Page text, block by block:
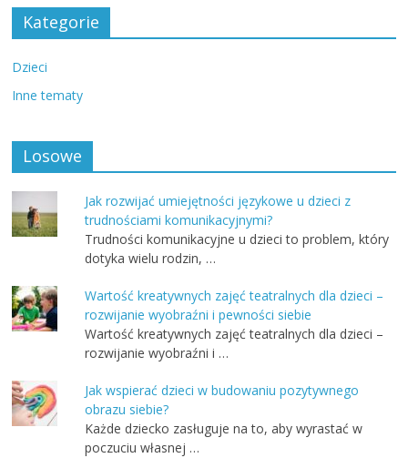
Kategorie
Dzieci
Inne tematy
Losowe
Jak rozwijać umiejętności językowe u dzieci z
trudnościami komunikacyjnymi?
Trudności komunikacyjne u dzieci to problem, który
dotyka wielu rodzin, …
Wartość kreatywnych zajęć teatralnych dla dzieci –
rozwijanie wyobraźni i pewności siebie
Wartość kreatywnych zajęć teatralnych dla dzieci –
rozwijanie wyobraźni i …
Jak wspierać dzieci w budowaniu pozytywnego
obrazu siebie?
Każde dziecko zasługuje na to, aby wyrastać w
poczuciu własnej …